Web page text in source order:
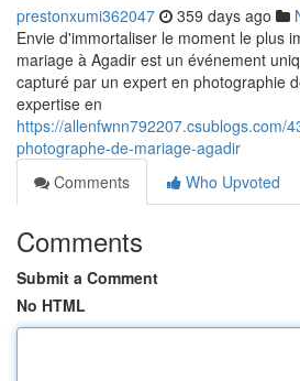
prestonxumi362047 359 days ago
Envie d'immortaliser le moment le plus
mariage à Agadir est un événement
capturé par un expert en photographie
expertise en
https://allenfwnn792207.csublogs.com/
photographe-de-mariage-agadir
Comments
Who Upvoted
Comments
Submit a Comment
No HTML